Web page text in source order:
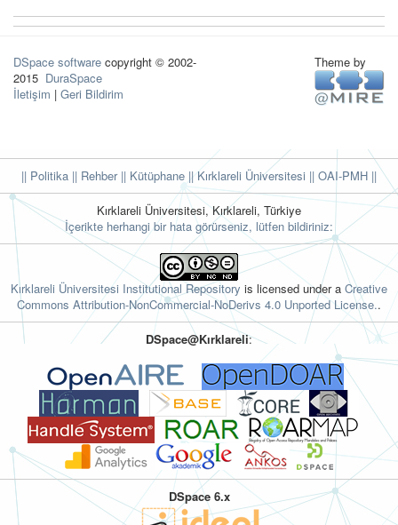
DSpace software copyright © 2002-
2015 DuraSpace
İletişim | Geri Bildirim
Theme by
|| Politika || Rehber|| Kütüphane || Kırklareli Üniversitesi || OAI-PMH ||
Kırklareli Üniversitesi, Kırklareli, Türkiye
İçerikte herhangi bir hata görürseniz, lütfen bildiriniz:
Kırklareli Üniversitesi Institutional Repository is licensed under a Creative
Commons Attribution-NonCommercial-NoDerivs 4.0 Unported License..
DSpace@Kırklareli:
DSpace 6.x